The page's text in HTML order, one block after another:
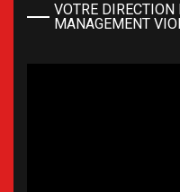
VOTRE
MANAGEMENT